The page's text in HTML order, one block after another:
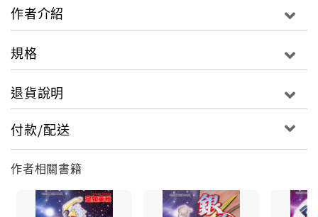
作者介紹
規格
退貨說明
付款/配送
作者相關書籍